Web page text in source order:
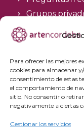
Para ofrecer las mejores
cookies para almacenar
consentimiento de estas
el comportamiento de
sitio. No consentir o
negativamente a ciertas
Gestionar los servicios
Grupos
Política de
Aviso Legal y
Política de